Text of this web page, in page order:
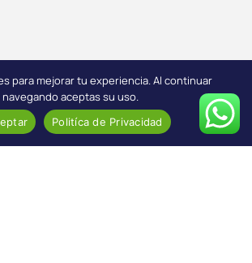
para mejorar tu experiencia. Al continuar
navegando aceptas su uso.
Politíca de Privacidad